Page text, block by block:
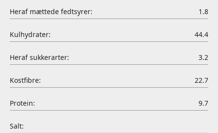
Heraf mættede fedtsyrer: 1.8
Kulhydrater: 44.4
Heraf sukkerarter: 3.2
Kostfibre: 22.7
Protein: 9.7
Salt: